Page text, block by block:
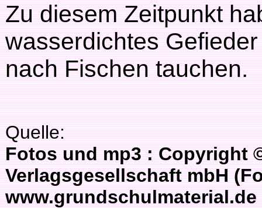
Zu diesem Zeitpunkt
wasserdichtes
nach Fischen tauchen.
Quelle:
Fotos und mp3 : Copyright
Verlagsgesellschaft mbH
www.grundschulmaterial.de